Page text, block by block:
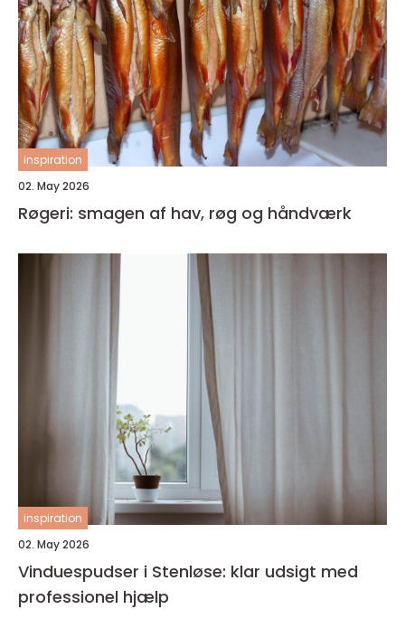
inspiration
02. May 2026
Røgeri: smagen af hav, røg og håndværk
inspiration
02. May 2026
Vinduespudser i Stenløse: klar udsigt med
professionel hjælp